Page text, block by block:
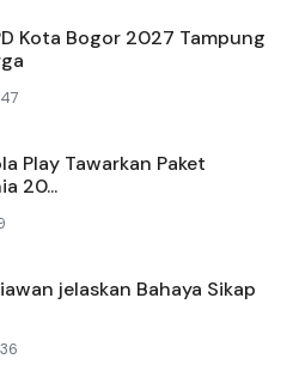
Kota Bogor 2027 Tampung
Play Tawarkan Paket
20...
jelaskan Bahaya Sikap